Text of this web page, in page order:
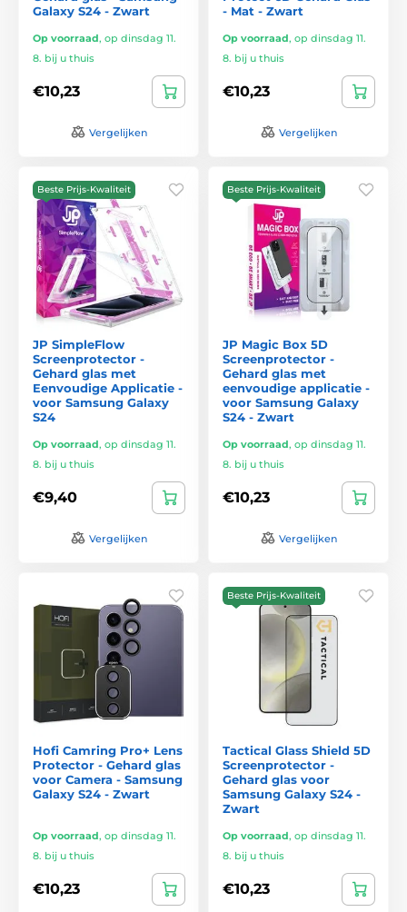
Galaxy S24 - Zwart
Op voorraad, op dinsdag 11.
8. bij u thuis
€10,23
Vergelijken
- Mat - Zwart
Op voorraad, op dinsdag 11.
8. bij u thuis
€10,23
Vergelijken
Beste Prijs-Kwaliteit
JP SimpleFlow
Screenprotector -
Gehard glas met
Eenvoudige Applicatie -
voor Samsung Galaxy
S24
Op voorraad, op dinsdag 11.
8. bij u thuis
€9,40
Vergelijken
Beste Prijs-Kwaliteit
JP Magic Box 5D
Screenprotector -
Gehard glas met
eenvoudige applicatie -
voor Samsung Galaxy
S24 - Zwart
Op voorraad, op dinsdag 11.
8. bij u thuis
€10,23
Vergelijken
Hofi Camring Pro+ Lens
Protector - Gehard glas
voor Camera - Samsung
Galaxy S24 - Zwart
Op voorraad, op dinsdag 11.
8. bij u thuis
€10,23
Beste Prijs-Kwaliteit
Tactical Glass Shield 5D
Screenprotector -
Gehard glas voor
Samsung Galaxy S24 -
Zwart
Op voorraad, op dinsdag 11.
8. bij u thuis
€10,23